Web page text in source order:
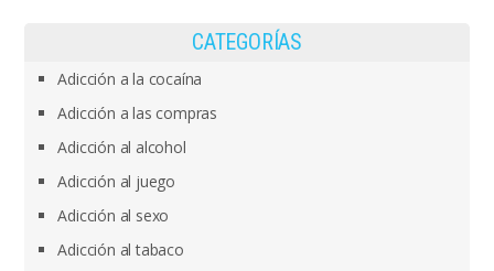
CATEGORÍAS
Adicción a la cocaína
Adicción a las compras
Adicción al alcohol
Adicción al juego
Adicción al sexo
Adicción al tabaco